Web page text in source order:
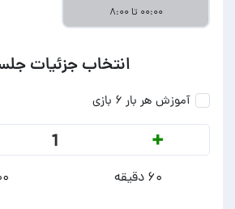
۰۰:۰۰ تا ۸:۰۰
انتخاب جزئیات
آموزش هر بار ۶ بازی
+
1
۶۰ دقیقه